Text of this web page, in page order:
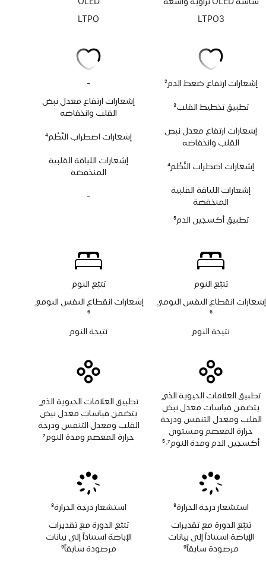
LTPO3
إشعارات ارتفاع ضغط الدم2
تطبيق تخطيط القلب3
إشعارات ارتفاع معدل نبض
القلب وانخفاضه
إشعارات اضطراب النَّظْم4
إشعارات اللياقة القلبية
المنخفضة
تطبيق أكسجين الدم5
تتبّع النوم
إشعارات انقطاع النفس النومي
6
نتيجة النوم
تطبيق العلامات الحيوية الذي
يتضمن قياسات معدل نبض
القلب ومعدل التنفس ودرجة
حرارة المعصم ومستوى
أكسجين الدم ومدة النوم7
5
استشعار درجة الحرارة8
تتبّع الدورة مع تقديرات
الإباضة استناداً إلى بيانات
مرصودة سابقاً9
LTPO
-
تطبيق
تخطيط
إشعارات ارتفاع معدل نبض
القلب وانخفاضه
إشعارات اضطراب النَّظْم4
إشعارات اللياقة القلبية
المنخفضة
-
تتبّع النوم
إشعارات انقطاع النفس النومي
6
نتيجة النوم
تطبيق العلامات الحيوية الذي
يتضمن قياسات معدل نبض
القلب ومعدل التنفس ودرجة
حرارة المعصم ومدة النوم7
استشعار درجة الحرارة8
تتبّع الدورة مع تقديرات
الإباضة استناداً إلى بيانات
مرصودة سابقاً9